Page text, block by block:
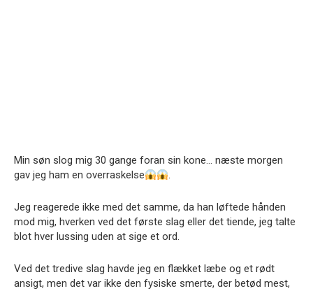
Min søn slog mig 30 gange foran sin kone… næste morgen
gav jeg ham en overraskelse
.
Jeg reagerede ikke med det samme, da han løftede hånden
mod mig, hverken ved det første slag eller det tiende, jeg talte
blot hver lussing uden at sige et ord.
Ved det tredive slag havde jeg en flækket læbe og et rødt
ansigt, men det var ikke den fysiske smerte, der betød mest,